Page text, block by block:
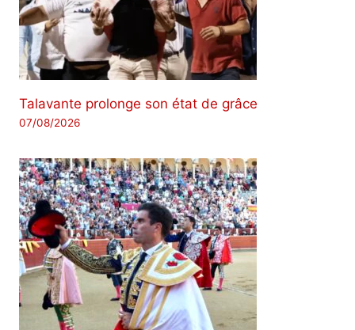
Talavante prolonge son état de grâce
07/08/2026